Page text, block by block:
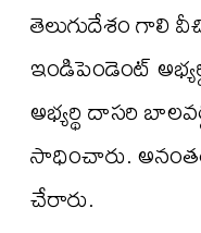
తెలుగుదేశం గాలి
ఇండిపెండెంట్
అభ్యర్థి దాసరి
సాధించారు.
చేరారు.